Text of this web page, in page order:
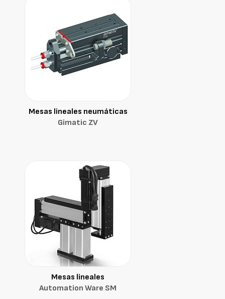
Mesas lineales neumáticas
Gimatic ZV
Mesas lineales
Automation Ware SM